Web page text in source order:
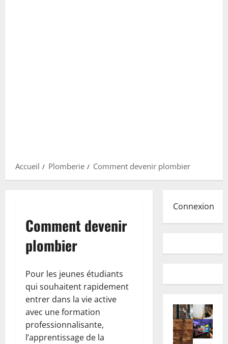
Accueil Plomberie Comment devenir plombier
Comment devenir
plombier
Pour les jeunes étudiants
qui souhaitent rapidement
entrer dans la vie active
avec une formation
professionnalisante,
l’apprentissage de la
Connexion